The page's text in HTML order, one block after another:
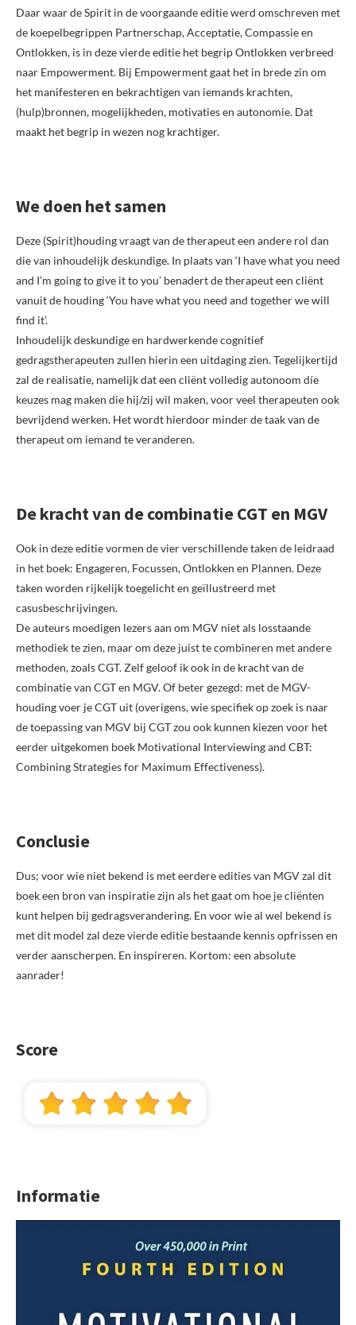
Daar waar de Spirit in de voorgaande editie werd omschreven met
de koepelbegrippen Partnerschap, Acceptatie, Compassie en
Ontlokken, is in deze vierde editie het begrip Ontlokken verbreed
naar Empowerment. Bij Empowerment gaat het in brede zin om
het manifesteren en bekrachtigen van iemands krachten,
(hulp)bronnen, mogelijkheden, motivaties en autonomie. Dat
maakt het begrip in wezen nog krachtiger.
We doen het samen
Deze (Spirit)houding vraagt van de therapeut een andere rol dan
die van inhoudelijk deskundige. In plaats van ‘I have what you need
and I’m going to give it to you’ benadert de therapeut een cliënt
vanuit de houding ‘You have what you need and together we will
find it’.
Inhoudelijk deskundige en hardwerkende cognitief
gedragstherapeuten zullen hierin een uitdaging zien. Tegelijkertijd
zal de realisatie, namelijk dat een cliënt volledig autonoom díe
keuzes mag maken die hij/zij wil maken, voor veel therapeuten ook
bevrijdend werken. Het wordt hierdoor minder de taak van de
therapeut om iemand te veranderen.
De kracht van de combinatie CGT en MGV
Ook in deze editie vormen de vier verschillende taken de leidraad
in het boek: Engageren, Focussen, Ontlokken en Plannen. Deze
taken worden rijkelijk toegelicht en geïllustreerd met
casusbeschrijvingen.
De auteurs moedigen lezers aan om MGV niet als losstaande
methodiek te zien, maar om deze juist te combineren met andere
methoden, zoals CGT. Zelf geloof ik ook in de kracht van de
combinatie van CGT en MGV. Of beter gezegd: met de MGV-
houding voer je CGT uit (overigens, wie specifiek op zoek is naar
de toepassing van MGV bij CGT zou ook kunnen kiezen voor het
eerder uitgekomen boek Motivational Interviewing and CBT:
Combining Strategies for Maximum Effectiveness).
Conclusie
Dus; voor wie niet bekend is met eerdere edities van MGV zal dit
boek een bron van inspiratie zijn als het gaat om hoe je cliënten
kunt helpen bij gedragsverandering. En voor wie al wel bekend is
met dit model zal deze vierde editie bestaande kennis opfrissen en
verder aanscherpen. En inspireren. Kortom: een absolute
aanrader!
Score
Informatie